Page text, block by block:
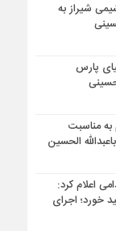
شیراز به
پارس
به مناسبت
الحسین
اعلام کرد:
خورد؛ اجرای